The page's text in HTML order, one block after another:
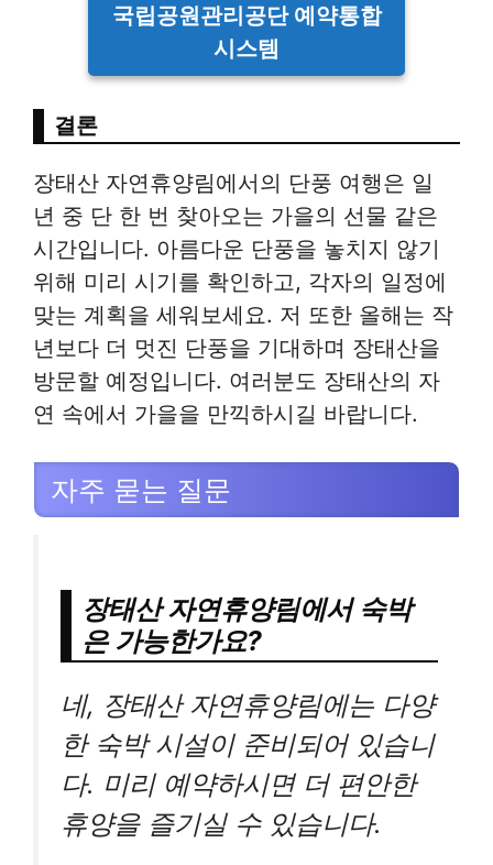
국립공원관리공단 예약통합
시스템
결론
장태산 자연휴양림에서의 단풍 여행은 일
년 중 단 한 번 찾아오는 가을의 선물 같은
시간입니다. 아름다운 단풍을 놓치지 않기
위해 미리 시기를 확인하고, 각자의 일정에
맞는 계획을 세워보세요. 저 또한 올해는 작
년보다 더 멋진 단풍을 기대하며 장태산을
방문할 예정입니다. 여러분도 장태산의 자
연 속에서 가을을 만끽하시길 바랍니다.
자주 묻는 질문
장태산 자연휴양림에서 숙박
은 가능한가요?
네, 장태산 자연휴양림에는 다양
한 숙박 시설이 준비되어 있습니
다. 미리 예약하시면 더 편안한
휴양을 즐기실 수 있습니다.